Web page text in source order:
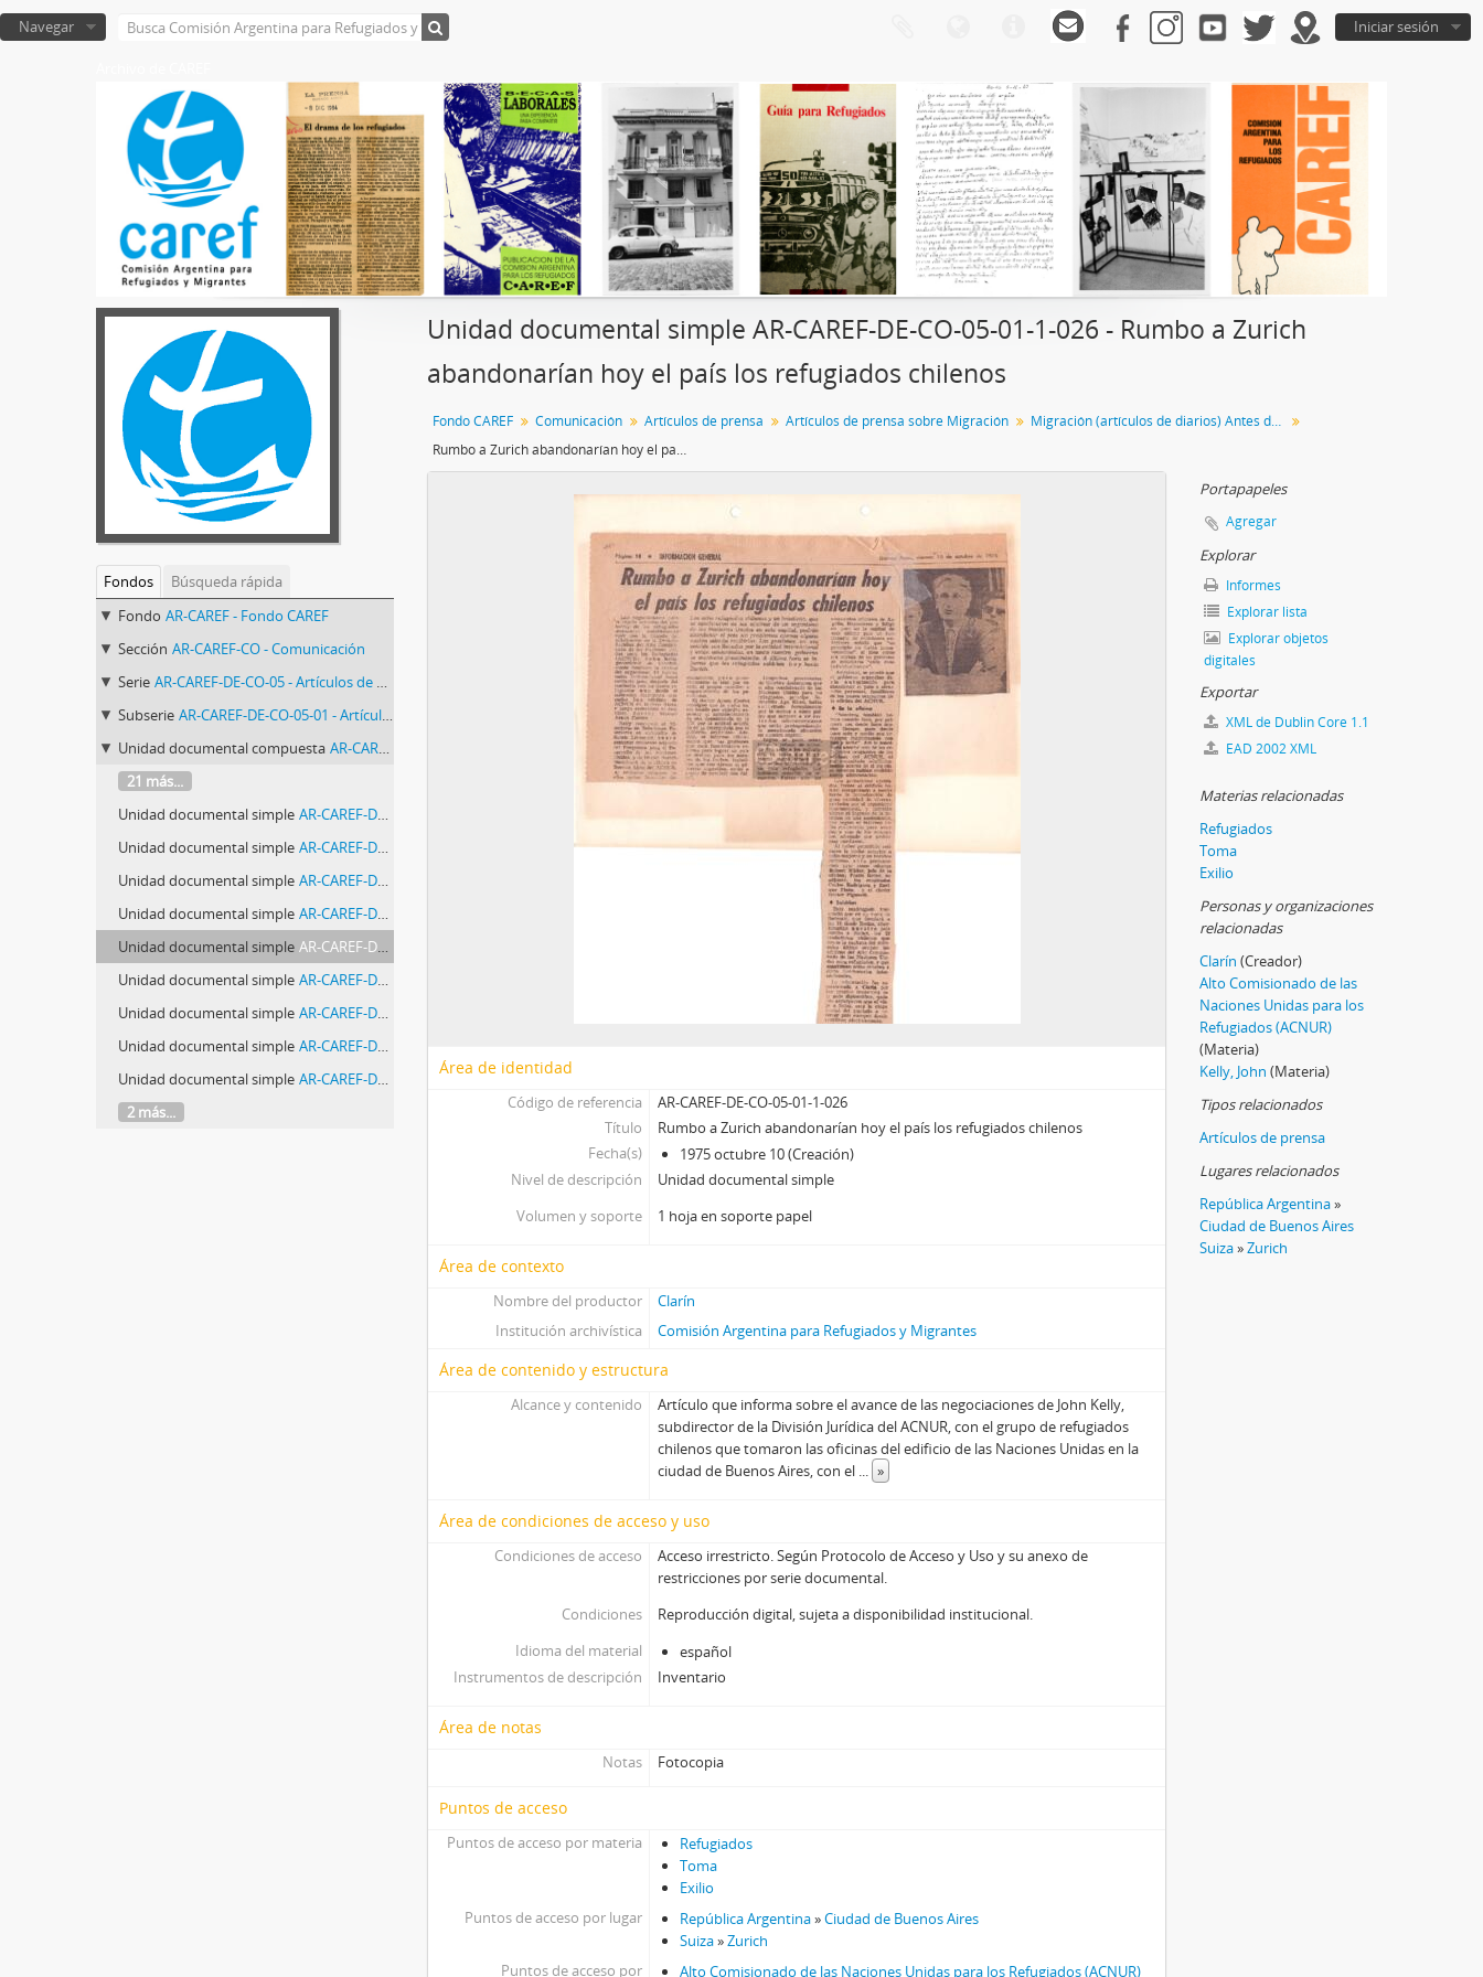
Iniciar sesión
Navegar
Fondos
Búsqueda rápida
Fondo AR-CAREF - Fondo CAREF
Sección AR-CAREF-CO - Comunicación
Serie AR-CAREF-DE-CO-05 - Artículos de prensa
Subserie AR-CAREF-DE-CO-05-01 - Artículos de prensa sobre Migración
Unidad documental compuesta AR-CAREF-DE-CO-05-01-1 - Migración (artículos de diarios) Antes del 31/12 del 79
21 más...
Unidad documental simple AR-CAREF-DE-CO-05-01-1-022 - Fueron recibidos en Argelia los 17 refugiados políticos
Unidad documental simple AR-CAREF-DE-CO-05-01-1-023 - Gestiones acerca de los refugiados extranjeros
Unidad documental simple AR-CAREF-DE-CO-05-01-1-024 - En pleno centro, 46 refugiados chilenos toman una dependencia de Naciones Unidas y tienen 13 rehenes
Unidad documental simple AR-CAREF-DE-CO-05-01-1-025 - Salieron anoche del país los refugiados políticos
Unidad documental simple AR-CAREF-DE-CO-05-01-1-026 - Rumbo a Zurich abandonarían hoy el país los refugiados chilenos
Unidad documental simple AR-CAREF-DE-CO-05-01-1-027 - Exiliados chilenos en el país
Unidad documental simple AR-CAREF-DE-CO-05-01-1-029 - Refugiados / Sin título / Ante la Negativa de las Naciones Unidas Para una Salida Masiva del País los Refugiados Chilenos Han Iniciado una Huelga de Hambre
Unidad documental simple AR-CAREF-DE-CO-05-01-1-030 - La situación de los extranjeros
Unidad documental simple AR-CAREF-DE-CO-05-01-1-031 - Definirán la situación de los refugiados
2 más...
Unidad documental simple AR-CAREF-DE-CO-05-01-1-026 - Rumbo a Zurich
abandonarían hoy el país los refugiados chilenos
Fondo CAREF Comunicación Artículos de prensa Artículos de prensa sobre Migración
Migración (artículos de diarios) Antes del 31/12 del 79
Rumbo a Zurich abandonarían hoy el país los refugiados chilenos
Área de identidad
Código de referencia
AR-CAREF-DE-CO-05-01-1-026
Título
Rumbo a Zurich abandonarían hoy el país los refugiados chilenos
Fecha(s)
1975 octubre 10 (Creación)
Nivel de descripción
Unidad documental simple
Volumen y soporte
1 hoja en soporte papel
Área de contexto
Nombre del productor
Clarín
Institución archivística
Comisión Argentina para Refugiados y Migrantes
Área de contenido y estructura
Alcance y contenido
Artículo que informa sobre el avance de las negociaciones de John Kelly,
subdirector de la División Jurídica del ACNUR, con el grupo de refugiados
chilenos que tomaron las oficinas del edificio de las Naciones Unidas en la
ciudad de Buenos Aires, con el ... »
Área de condiciones de acceso y uso
Condiciones de acceso
Acceso irrestricto. Según Protocolo de Acceso y Uso y su anexo de
restricciones por serie documental.
Condiciones
Reproducción digital, sujeta a disponibilidad institucional.
Idioma del material
español
Instrumentos de descripción
Inventario
Área de notas
Notas Fotocopia
Puntos de acceso
Puntos de acceso por materia
Refugiados
Toma
Exilio
Puntos de acceso por lugar
República Argentina»Ciudad de Buenos Aires
Suiza»Zurich
Puntos de acceso por
Alto Comisionado de las Naciones Unidas para los Refugiados (ACNUR)
Portapapeles
Agregar
Explorar
Informes
Explorar lista
Explorar objetos
digitales
Exportar
XML de Dublin Core 1.1
EAD 2002 XML
Materias relacionadas
Refugiados
Toma
Exilio
Personas y organizaciones
relacionadas
Clarín (Creador)
Alto Comisionado de las
Naciones Unidas para los
Refugiados (ACNUR)
(Materia)
Kelly, John (Materia)
Tipos relacionados
Artículos de prensa
Lugares relacionados
República Argentina»
Ciudad de Buenos Aires
Suiza»Zurich